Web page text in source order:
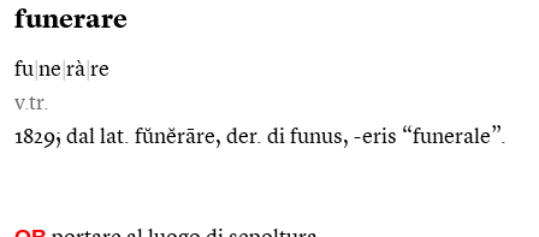
funerare
fu ne rà re
v.tr.
1829; dal lat. fŭnĕrāre, der. di funus, -eris “funerale”.